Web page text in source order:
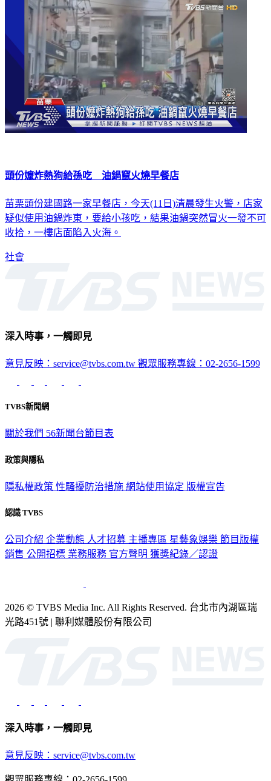
頭份嬤炸熱狗給孫吃 油鍋竄火燒早餐店
苗栗頭份建國路一家早餐店，今天(11日)清晨發生火警，店家
疑似使用油鍋炸東，要給小孩吃，結果油鍋突然冒火一發不可
收拾，一樓店面陷入火海。
社會
深入時事，一觸即見
意見反映：service@tvbs.com.tw 觀眾服務專線：02-2656-1599
TVBS新聞網
關於我們 56新聞台節目表
政策與隱私
隱私權政策 性騷擾防治措施 網站使用協定 版權宣告
認識 TVBS
公司介紹 企業動態 人才招募 主播專區 星藝象娛樂 節目版權
銷售 公開招標 業務服務 官方聲明 獲獎紀錄／認證
2026 © TVBS Media Inc. All Rights Reserved. 台北市內湖區瑞
光路451號 | 聯利媒體股份有限公司
深入時事，一觸即見
意見反映：service@tvbs.com.tw